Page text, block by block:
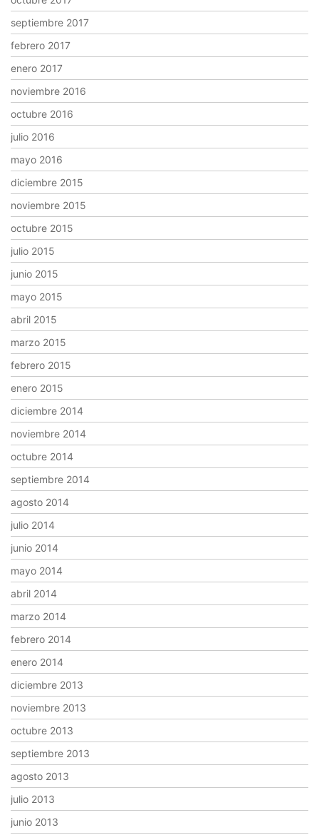
septiembre 2017
febrero 2017
enero 2017
noviembre 2016
octubre 2016
julio 2016
mayo 2016
diciembre 2015
noviembre 2015
octubre 2015
julio 2015
junio 2015
mayo 2015
abril 2015
marzo 2015
febrero 2015
enero 2015
diciembre 2014
noviembre 2014
octubre 2014
septiembre 2014
agosto 2014
julio 2014
junio 2014
mayo 2014
abril 2014
marzo 2014
febrero 2014
enero 2014
diciembre 2013
noviembre 2013
octubre 2013
septiembre 2013
agosto 2013
julio 2013
junio 2013